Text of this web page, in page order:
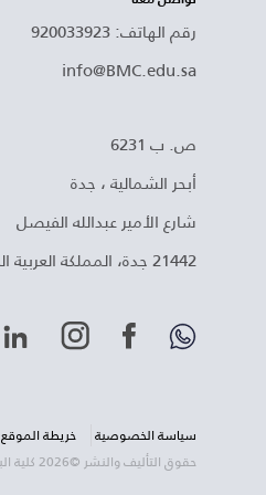
رقم الهاتف: 920033923
info@BMC.edu.sa
ص. ب 6231
أبحر الشمالية ، جدة
شارع الأمير عبدالله الفيصل
21442 جدة، المملكة العربية السعودية
سياسة الخصوصية خريطة الموقع
حقوق التأليف والنشر ©2026 كلية البترجي الطبية